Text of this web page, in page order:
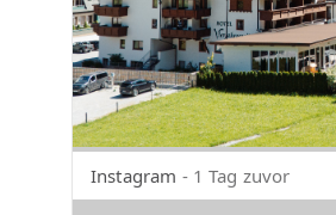
Instagram - 1 Tag zuvor